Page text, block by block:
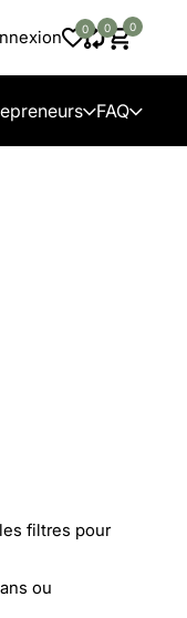
0 0 0
FAQ
filtres pour
ou